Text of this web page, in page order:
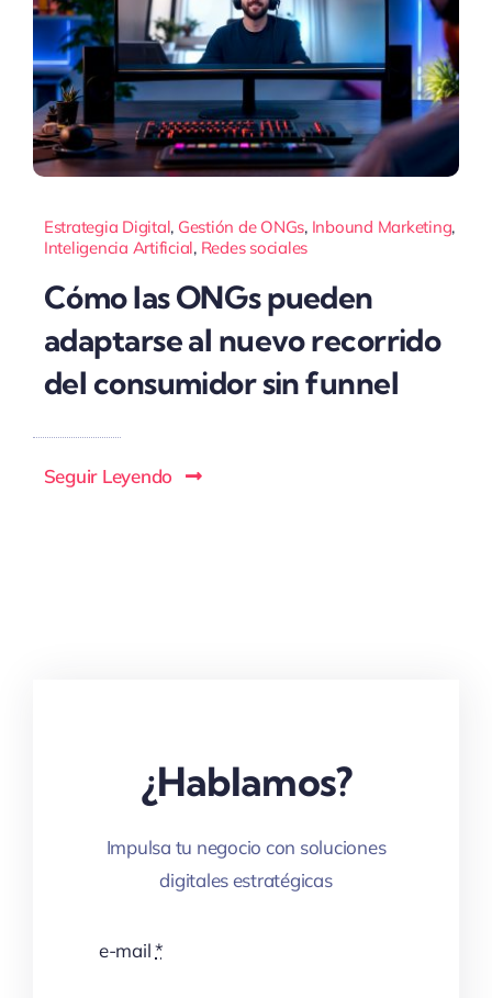
Estrategia Digital, Gestión de ONGs, Inbound Marketing,
Inteligencia Artificial, Redes sociales
Cómo las ONGs pueden
adaptarse al nuevo recorrido
del consumidor sin funnel
Seguir Leyendo
¿Hablamos?
Impulsa tu negocio con soluciones
digitales estratégicas
e-mail*